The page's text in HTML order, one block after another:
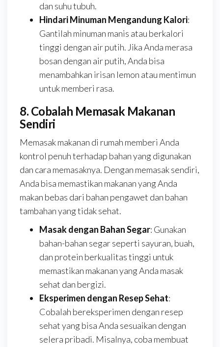
dan suhu tubuh.
Hindari Minuman Mengandung Kalori:
Gantilah minuman manis atau berkalori
tinggi dengan air putih. Jika Anda merasa
bosan dengan air putih, Anda bisa
menambahkan irisan lemon atau mentimun
untuk memberi rasa.
8. Cobalah Memasak Makanan
Sendiri
Memasak makanan di rumah memberi Anda
kontrol penuh terhadap bahan yang digunakan
dan cara memasaknya. Dengan memasak sendiri,
Anda bisa memastikan makanan yang Anda
makan bebas dari bahan pengawet dan bahan
tambahan yang tidak sehat.
Masak dengan Bahan Segar: Gunakan
bahan-bahan segar seperti sayuran, buah,
dan protein berkualitas tinggi untuk
memastikan makanan yang Anda masak
sehat dan bergizi.
Eksperimen dengan Resep Sehat:
Cobalah bereksperimen dengan resep
sehat yang bisa Anda sesuaikan dengan
selera pribadi. Misalnya, coba membuat